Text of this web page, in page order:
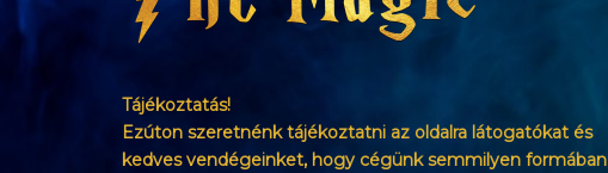
Tájékoztatás!
Ezúton szeretnénk tájékoztatni az oldalra látogatókat és
kedves vendégeinket, hogy cégünk semmilyen formában